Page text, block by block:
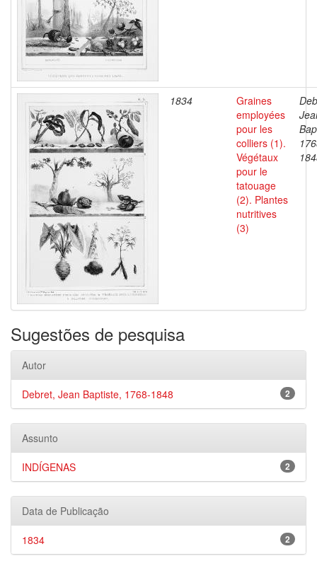
1834
Graines
employées
pour les
colliers (1).
Végétaux
pour le
tatouage
(2). Plantes
nutritives
(3)
Sugestões de pesquisa
Autor
2
Debret, Jean Baptiste, 1768-1848
Assunto
2
INDÍGENAS
Data de Publicação
2
1834